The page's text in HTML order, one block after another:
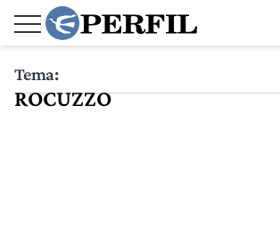
Tema:
ROCUZZO